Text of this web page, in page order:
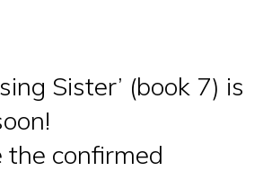
Sister’ (book 7) is
the confirmed